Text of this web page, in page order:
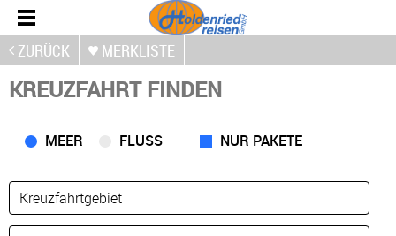
ZURÜCK MERKLISTE
KREUZFAHRT FINDEN
MEER FLUSS NUR PAKETE